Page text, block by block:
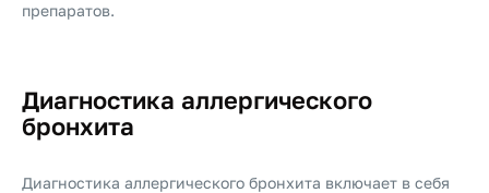
препаратов.
Диагностика аллергического
бронхита
Диагностика аллергического бронхита включает в себя